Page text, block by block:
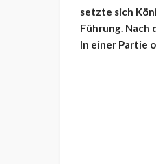
setzte sich
Führung. Nach
In einer Partie